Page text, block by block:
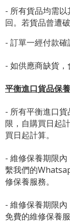
- 所有貨品均需
回。若貨品曾遭
- 訂單一經付款確
- 如供應商缺貨
平衡進口貨品保
- 所有平衡進口
限，自購買日起
買日起計算。
- 維修保養期限
繫我們的
修保養服務。
- 維修保養期限
免費的維修保養